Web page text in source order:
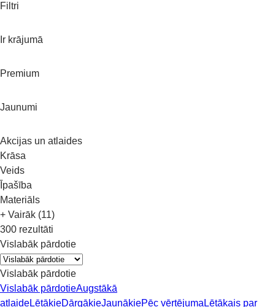
Filtri
Ir krājumā
Premium
Jaunumi
Akcijas un atlaides
Krāsa
Veids
Īpašība
Materiāls
+ Vairāk (11)
300 rezultāti
Vislabāk pārdotie
Vislabāk pārdotie
Vislabāk pārdotieAugstākā
atlaideLētākieDārgākieJaunākiePēc vērtējuma Lētākais par